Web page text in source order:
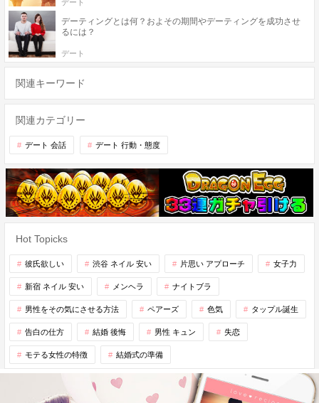
デート
デーティングとは何？およその期間やデーティングを成功させ
るには？
デート
関連キーワード
関連カテゴリー
デート 会話 デート 行動・態度
Hot Topicks
彼氏欲しい 渋谷 ネイル 安い 片思い アプローチ 女子力
新宿 ネイル 安い メンヘラ ナイトブラ
男性をその気にさせる方法 ペアーズ 色気 タップル誕生
告白の仕方 結婚 後悔 男性 キュン 失恋
モテる女性の特徴 結婚式の準備